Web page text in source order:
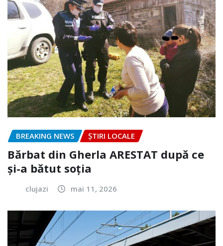
BREAKING NEWS ȘTIRI LOCALE
Bărbat din Gherla ARESTAT după ce
și-a bătut soția
clujazi mai 11, 2026